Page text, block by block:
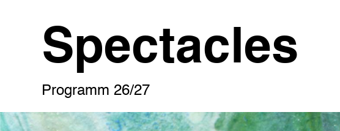
Spectacles
Programm 26/27